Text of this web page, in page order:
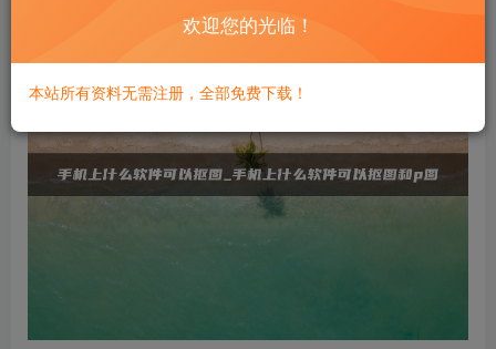
欢迎您的光临！
本站所有资料无需注册，全部免费下载！